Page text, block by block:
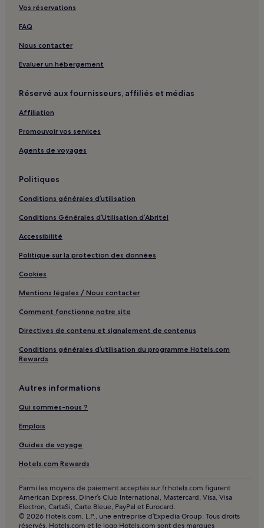
Miami Springs : hôtels Hôtels avec cuisine
Miami Springs : hôtels Hôtels pas chers
Miami Springs : hôtels 2 étoiles
Miami Springs : hôtels 3 étoiles
Miami Springs : hôtels Hôtels LGBTQIA+ friendly
Miami Springs : hôtels Hôtels familiaux
North Bay Village : Appartement à louer
Miami : hôtels Hôtels avec casino
Coral Gables : hôtels Hôtels avec piscine
Miami Lakes : hôtels Hôtels avec piscine
Miami Lakes : hôtels 3 étoiles
Miami Lakes : hôtels Hôtels familiaux
Miami Gardens : hôtels Hôtels avec parking
Downtown Miami : Hôtels avec piscine à proximité
Downtown Miami : Hôtels acceptant les animaux de
Downtown Miami : hôtels 5 étoiles
Downtown Miami : Hôtels familiaux à proximité
Miami Design : Hôtels avec piscine à proximité
Miami Design : Hôtels avec parking à proximité
Miami Design : Hôtels avec cuisine à proximité
Miami Design : Appartement à louer
Miami Design : hôtels 2 étoiles
Miami Design : hôtels 3 étoiles
Miami Design : hôtels 4 étoiles
Miami Design : Hôtels d’affaires à proximité
Vos réservations
FAQ
Nous contacter
Évaluer un hébergement
Réservé aux fournisseurs, affiliés et médias
Affiliation
Promouvoir vos services
Agents de voyages
Politiques
Conditions générales d’utilisation
Conditions Générales d’Utilisation d’Abritel
Accessibilité
Politique sur la protection des données
Cookies
Mentions légales / Nous contacter
Comment fonctionne notre site
Directives de contenu et signalement de contenus
Conditions générales d’utilisation du programme Hotels.com
Rewards
Autres informations
Qui sommes-nous ?
Emplois
Guides de voyage
Hotels.com Rewards
Parmi les moyens de paiement acceptés sur fr.hotels.com figurent :
American Express, Diner’s Club International, Mastercard, Visa, Visa
Electron, CartaSi, Carte Bleue, PayPal et Eurocard.
© 2026 Hotels.com, L.P., une entreprise d’Expedia Group. Tous droits
réservés. Hotels.com et le logo Hotels.com sont des marques